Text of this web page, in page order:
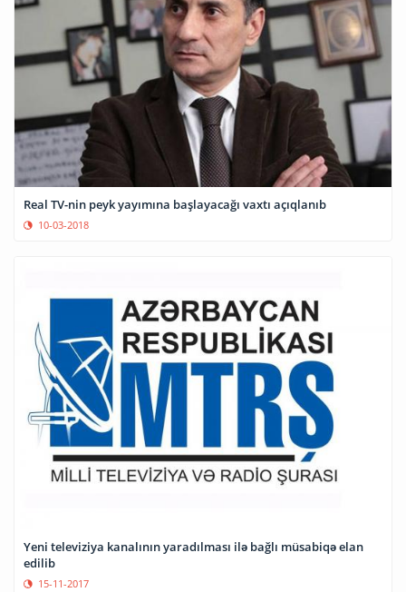
Real TV-nin peyk yayımına başlayacağı vaxtı açıqlanıb
10-03-2018
Yeni televiziya kanalının yaradılması ilə bağlı müsabiqə elan
edilib
15-11-2017